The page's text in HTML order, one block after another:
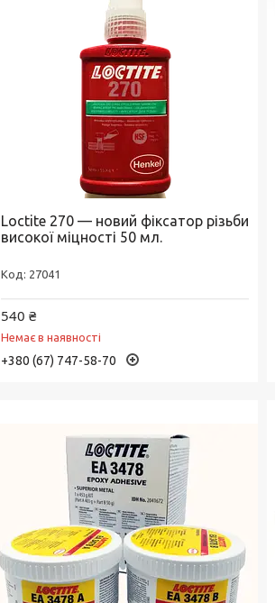
Loctite 270 — новий фіксатор різьби
високої міцності 50 мл.
27041
540 ₴
Немає в наявності
+380 (67) 747-58-70